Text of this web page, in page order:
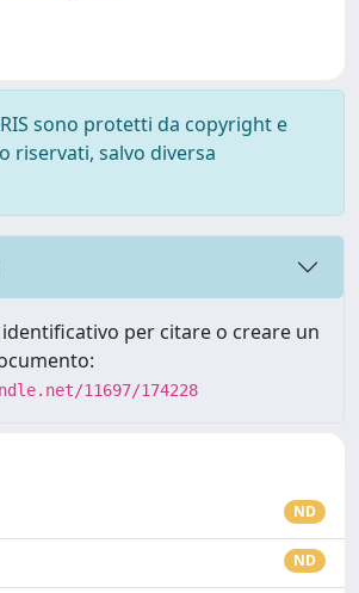
sono protetti da copyright e
riservati, salvo diversa
per citare o creare un
11697/174228
ND
ND